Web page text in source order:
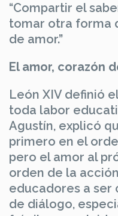
“Compartir el
tomar otra forma
de amor.”
El amor, corazón
León XIV definió
toda labor
Agustín, explicó
primero en el
pero el amor al
orden de la
educadores a ser
de diálogo,